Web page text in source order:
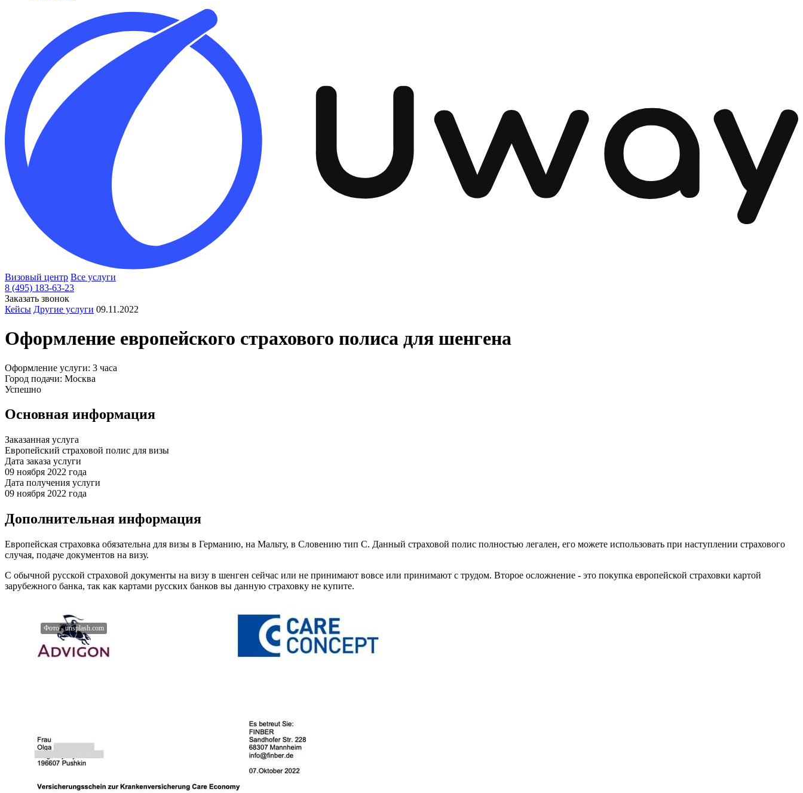
Визовый центр Все услуги
8 (495) 183-63-23
Заказать звонок
Кейсы Другие услуги 09.11.2022
Оформление европейского страхового полиса для шенгена
Оформление услуги: 3 часа
Город подачи: Москва
Успешно
Основная информация
Заказанная услуга
Европейский страховой полис для визы
Дата заказа услуги
09 ноября 2022 года
Дата получения услуги
09 ноября 2022 года
Дополнительная информация
Европейская страховка обязательна для визы в Германию, на Мальту, в Словению тип С. Данный страховой полис полностью легален, его можете использовать при наступлении страхового
случая, подаче документов на визу.
С обычной русской страховой документы на визу в шенген сейчас или не принимают вовсе или принимают с трудом. Второе осложнение - это покупка европейской страховки картой
зарубежного банка, так как картами русских банков вы данную страховку не купите.